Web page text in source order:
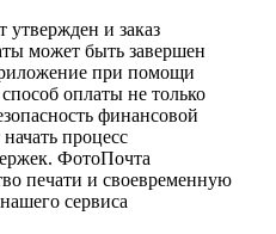
утвержден и заказ
может быть завершен
при помощи
оплаты не только
финансовой
процесс
ФотоПочта
печати и своевременную
сервиса